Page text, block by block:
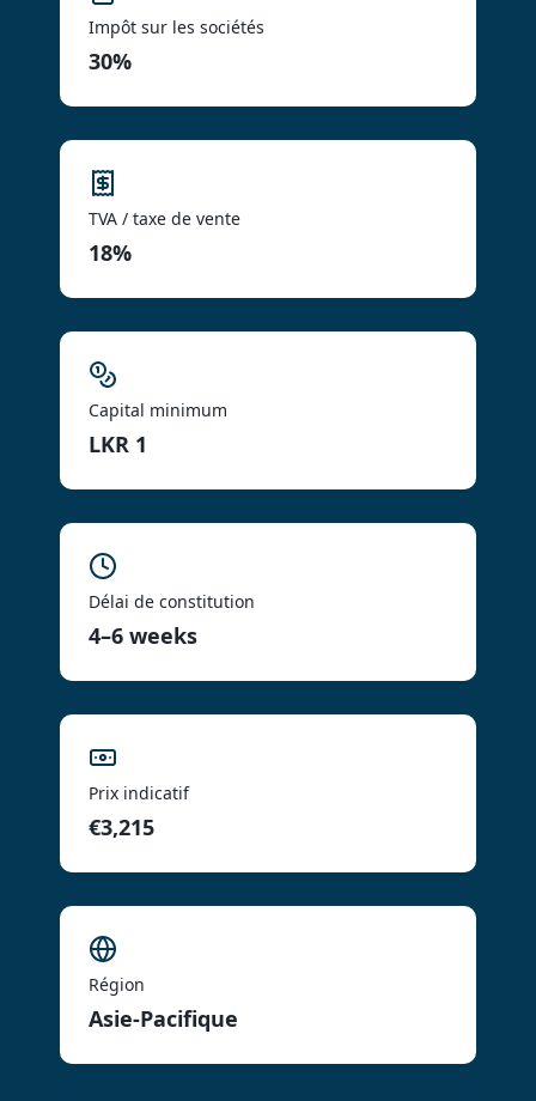
Impôt sur les sociétés
30%
TVA / taxe de vente
18%
Capital minimum
LKR 1
Délai de constitution
4–6 weeks
Prix indicatif
€3,215
Région
Asie-Pacifique